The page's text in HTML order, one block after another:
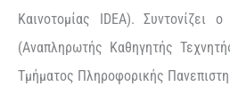
Καινοτομίας IDEA). Συντονίζει
(Αναπληρωτής Καθηγητής
Τμήματος Πληροφορικής